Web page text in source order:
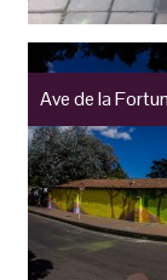
Ave de la